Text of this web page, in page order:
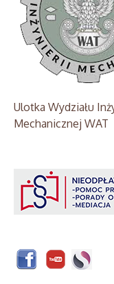
Ulotka Wydziału
Mechanicznej WAT